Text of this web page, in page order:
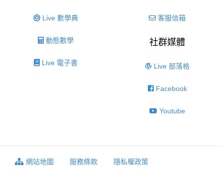
Live 數學典
動態數學
Live 電子書
客服信箱
社群媒體
Live 部落格
Facebook
Youtube
網站地圖 服務條款 隱私權政策